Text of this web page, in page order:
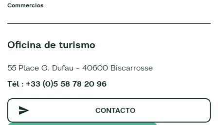
Commercios
Oficina de turismo
55 Place G. Dufau - 40600 Biscarrosse
Tél : +33 (0)5 58 78 20 96
CONTACTO